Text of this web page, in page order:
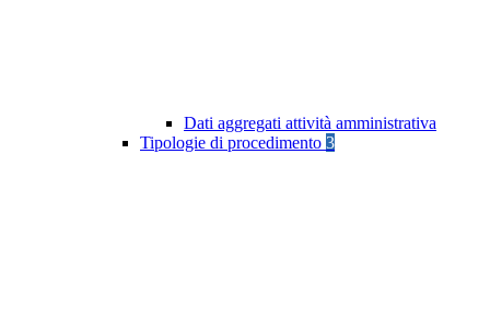
Dati aggregati attività amministrativa
Tipologie di procedimento 3